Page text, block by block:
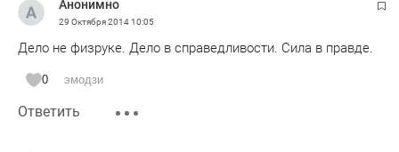
Анонимно
29 Октября 201410:05
Дело не физруке. Дело в справедливости. Сила в правде.
0 эмодзи
Ответить